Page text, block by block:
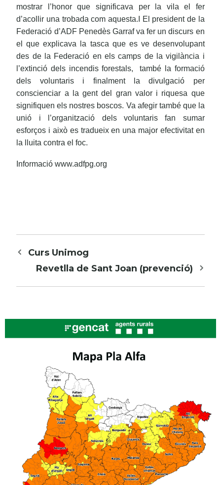
mostrar l’honor que significava per la vila el fer
d’acollir una trobada com aquesta. I El president de la
Federació d’ADF Penedès Garraf va fer un discurs en
el que explicava la tasca que es ve desenvolupant
des de la Federació en els camps de la vigilància i
l’extinció dels incendis forestals, també la formació
dels voluntaris i finalment la divulgació per
conscienciar a la gent del gran valor i riquesa que
signifiquen els nostres boscos. Va afegir també que la
unió i l’organització dels voluntaris fan sumar
esforços i això es tradueix en una major efectivitat en
la lluita contra el foc.
Informació www.adfpg.org
Navegació
Curs Unimog
Revetlla de Sant Joan (prevenció)